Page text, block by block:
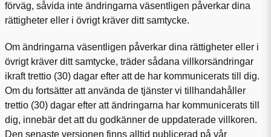
förväg, såvida inte ändringarna väsentligen påverkar dina
rättigheter eller i övrigt kräver ditt samtycke.
Om ändringarna väsentligen påverkar dina rättigheter eller i
övrigt kräver ditt samtycke, träder sådana villkorsändringar
ikraft trettio (30) dagar efter att de har kommunicerats till dig.
Om du fortsätter att använda de tjänster vi tillhandahåller
trettio (30) dagar efter att ändringarna har kommunicerats till
dig, innebär det att du godkänner de uppdaterade villkoren.
Den senaste versionen finns alltid publicerad på vår